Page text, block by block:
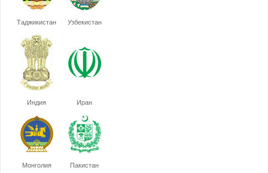
Таджикистан Узбекистан
Индия Иран
Монголия Пакистан